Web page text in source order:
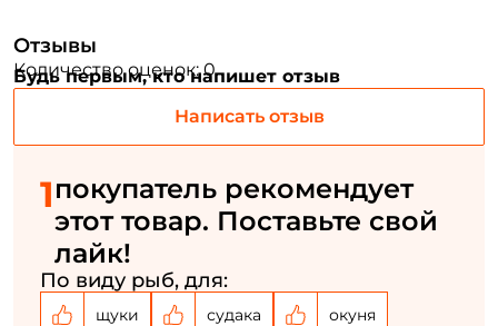
Отзывы
Количество оценок: 0
Будь первым, кто напишет отзыв
Написать отзыв
1покупатель рекомендует
этот товар. Поставьте свой
лайк!
По виду рыб, для:
щуки судака окуня
Создать аккаунт
ФИО: *